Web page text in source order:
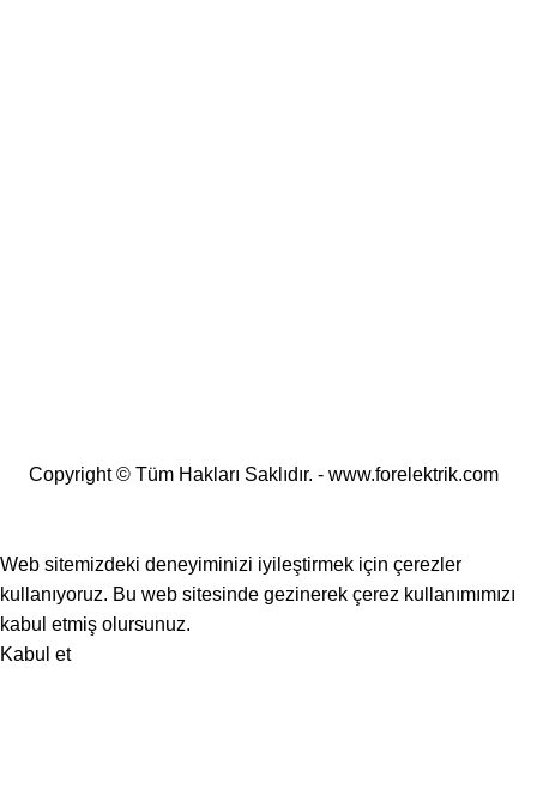
Copyright © Tüm Hakları Saklıdır. - www.forelektrik.com
Web sitemizdeki deneyiminizi iyileştirmek için çerezler
kullanıyoruz. Bu web sitesinde gezinerek çerez kullanımımızı
kabul etmiş olursunuz.
Kabul et